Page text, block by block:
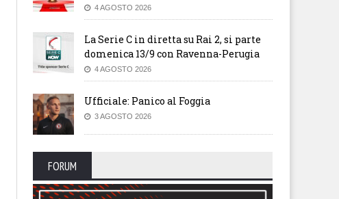
4 AGOSTO 2026
La Serie C in diretta su Rai 2, si parte
domenica 13/9 con Ravenna-Perugia
4 AGOSTO 2026
Ufficiale: Panico al Foggia
3 AGOSTO 2026
FORUM